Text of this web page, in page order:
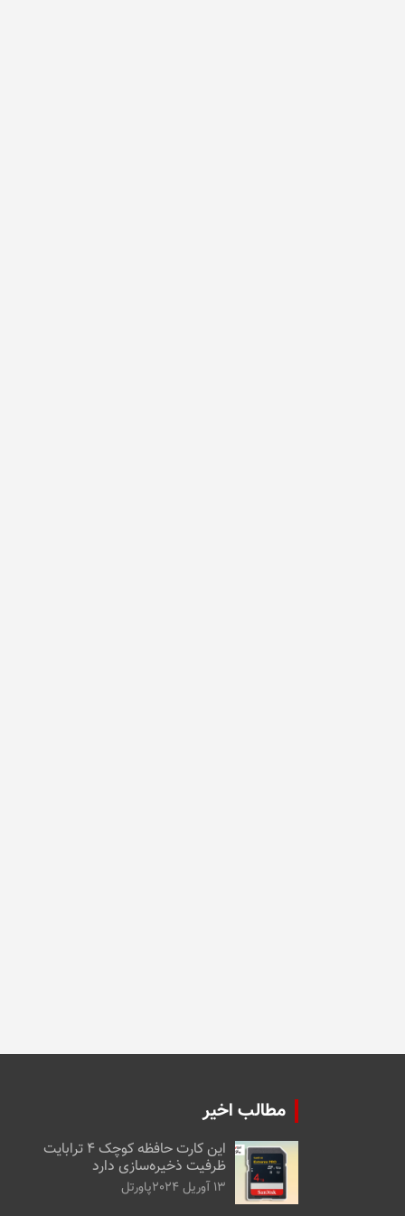
مطالب اخیر
این کارت حافظه کوچک ۴ ترابایت
ظرفیت ذخیره‌سازی دارد
13 آوریل 2024 پاورتل